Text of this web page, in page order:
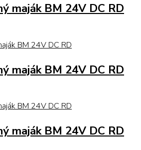
maják BM 24V DC RD
maják BM 24V DC RD
maják BM 24V DC RD